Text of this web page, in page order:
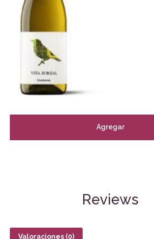
Agregar
Reviews
Valoraciones (0)